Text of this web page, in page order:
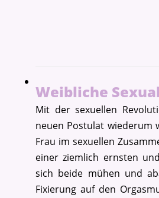
Weibliche
Mit der sexuellen
neuen Postulat wiederum
Frau im sexuellen
einer ziemlich ernsten
sich beide mühen und
Fixierung auf den